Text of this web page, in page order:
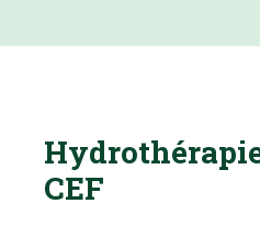
CEF